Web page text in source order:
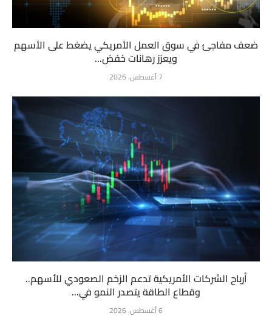
ضعف مفاجئ في سوق العمل الأمريكي يضغط على الأسهم
ويعزز رهانات خفض...
7 أغسطس، 2026
أرباح الشركات الأمريكية تدعم الزخم الصعودي للأسهم..
وقطاع الطاقة يتصدر النمو في...
6 أغسطس، 2026